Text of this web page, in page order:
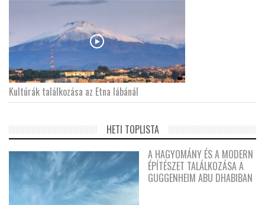
Kultúrák találkozása az Etna lábánál
HETI TOPLISTA
A HAGYOMÁNY ÉS A MODERN
ÉPÍTÉSZET TALÁLKOZÁSA A
GUGGENHEIM ABU DHABIBAN